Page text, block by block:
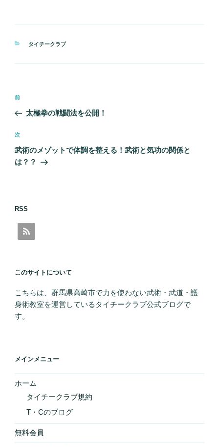
カ
タイチークラブ
投
ナ
ビ
ゲ
ー
前
の
稿
前
太極拳の戦闘法を公開！
次
の
投
次
武術のメゾットで体調を整える！武術と気功の関係と
は？？
RSS
このサイトについて
こちらは、群馬県高崎市で力を使わない武術・武道・護
身術教室を運営しているタイチークラブ公式ブログで
す。
メインメニュー
ホーム
タイチークラブ規約
T・Cのブログ
無料会員